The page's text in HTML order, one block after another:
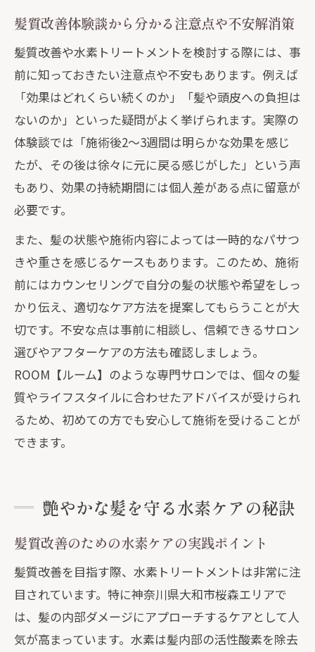
髪質改善体験談から分かる注意点や不安解消策
髪質改善や水素トリートメントを検討する際には、事
前に知っておきたい注意点や不安もあります。例えば
「効果はどれくらい続くのか」「髪や頭皮への負担は
ないのか」といった疑問がよく挙げられます。実際の
体験談では「施術後2〜3週間は明らかな効果を感じ
たが、その後は徐々に元に戻る感じがした」という声
もあり、効果の持続期間には個人差がある点に留意が
必要です。
また、髪の状態や施術内容によっては一時的なパサつ
きや重さを感じるケースもあります。このため、施術
前にはカウンセリングで自分の髪の状態や希望をしっ
かり伝え、適切なケア方法を提案してもらうことが大
切です。不安な点は事前に相談し、信頼できるサロン
選びやアフターケアの方法も確認しましょう。
ROOM【ルーム】のような専門サロンでは、個々の髪
質やライフスタイルに合わせたアドバイスが受けられ
るため、初めての方でも安心して施術を受けることが
できます。
艶やかな髪を守る水素ケアの秘訣
髪質改善のための水素ケアの実践ポイント
髪質改善を目指す際、水素トリートメントは非常に注
目されています。特に神奈川県大和市桜森エリアで
は、髪の内部ダメージにアプローチするケアとして人
気が高まっています。水素は髪内部の活性酸素を除去